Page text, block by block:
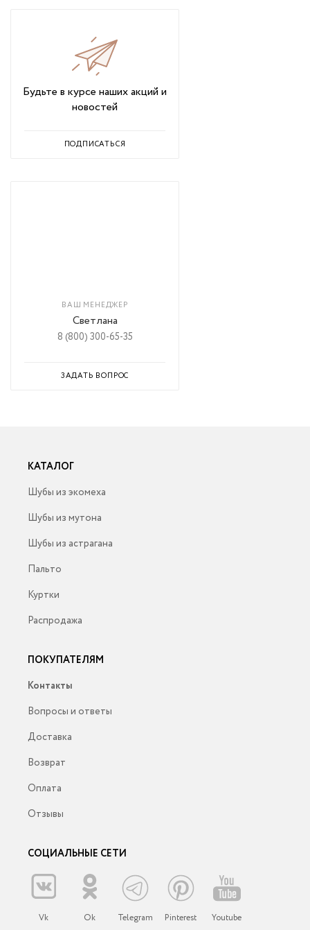
Будьте в курсе наших акций и
новостей
ПОДПИСАТЬСЯ
ВАШ МЕНЕДЖЕР
Светлана
8 (800) 300-65-35
ЗАДАТЬ ВОПРОС
КАТАЛОГ
Шубы из экомеха
Шубы из мутона
Шубы из астрагана
Пальто
Куртки
Распродажа
ПОКУПАТЕЛЯМ
Контакты
Вопросы и ответы
Доставка
Возврат
Оплата
Отзывы
СОЦИАЛЬНЫЕ СЕТИ
Vk Ok Telegram Pinterest Youtube